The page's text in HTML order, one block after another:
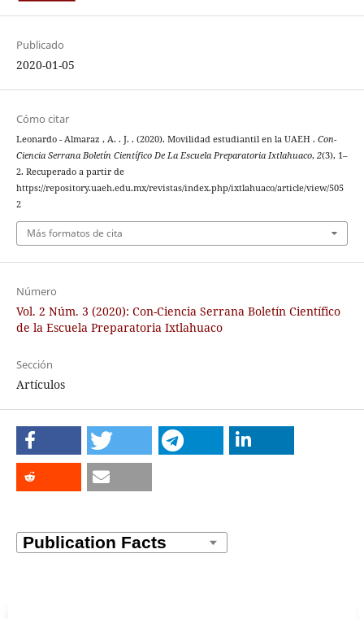
Publicado
2020-01-05
Cómo citar
Leonardo - Almaraz , A. . J. . (2020). Movilidad estudiantil en la UAEH . Con-
Ciencia Serrana Boletín Científico De La Escuela Preparatoria Ixtlahuaco, 2(3), 1–
2. Recuperado a partir de
https://repository.uaeh.edu.mx/revistas/index.php/ixtlahuaco/article/view/505
2
Más formatos de cita
Número
Vol. 2 Núm. 3 (2020): Con-Ciencia Serrana Boletín Científico
de la Escuela Preparatoria Ixtlahuaco
Sección
Artículos